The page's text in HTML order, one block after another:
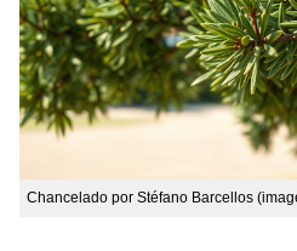
Chancelado por Stéfano Barcellos